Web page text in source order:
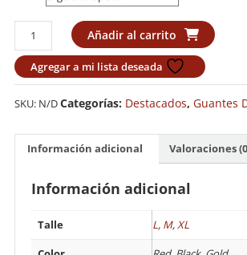
Guante
MMA
Sparring
Budokan
cantidad
Añadir al carrito
Agregar a mi lista deseada
SKU: N/DCategorías: Destacados, Guantes
Información adicional Valoraciones
Información adicional
Talle L, M,XL